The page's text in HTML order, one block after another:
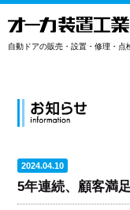
自動ドアの販売・設置・修理・
2024.04.10
5年連続、顧客満